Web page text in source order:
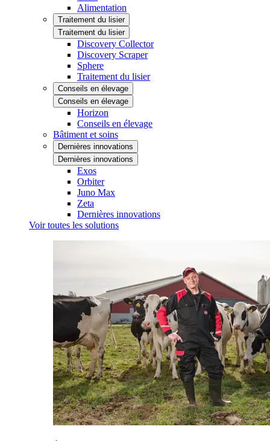
Alimentation
Traitement du lisier
Traitement du lisier
Discovery Collector
Discovery Scraper
Sphere
Traitement du lisier
Conseils en élevage
Conseils en élevage
Horizon
Conseils en élevage
Bâtiment et soins
Dernières innovations
Dernières innovations
Exos
Orbiter
Juno Max
Zeta
Dernières innovations
Voir toutes les solutions